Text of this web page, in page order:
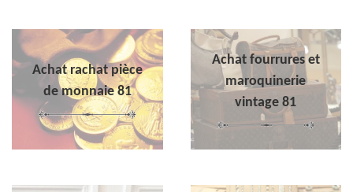
Achat rachat pièce
de monnaie 81
Achat fourrures et
maroquinerie
vintage 81